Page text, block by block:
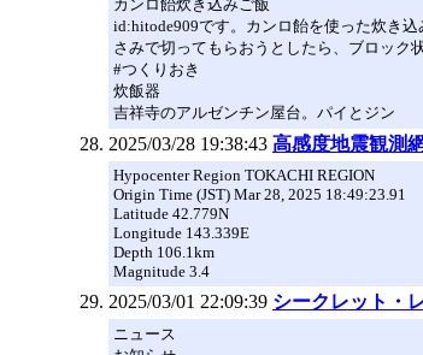
カンロ飴炊き込みご飯
id:hitode909です。カンロ飴を使った炊き
さみで切ってもらおうとしたら、ブロック
#つくりおき
炊飯器
吉祥寺のアルゼンチン屋台。パイとジン
2025/03/28 19:38:43 高感度地震観測網
Hypocenter Region TOKACHI REGION
Origin Time (JST) Mar 28, 2025 18:49:23.91
Latitude 42.779N
Longitude 143.339E
Depth 106.1km
Magnitude 3.4
2025/03/01 22:09:39 シークレット・
ニュース